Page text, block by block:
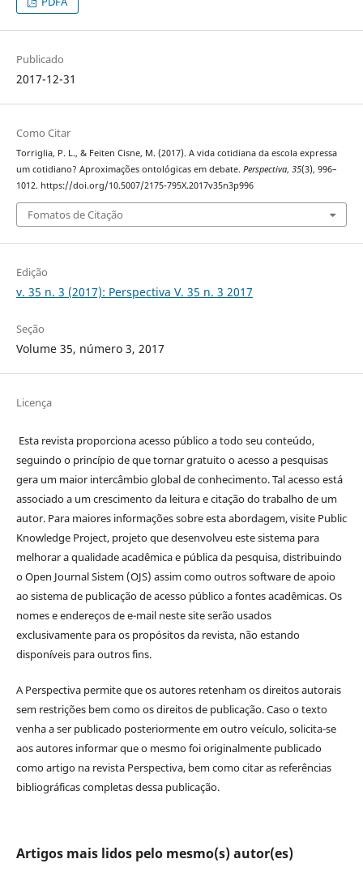
Publicado
2017-12-31
Como Citar
Torriglia, P. L., & Feiten Cisne, M. (2017). A vida cotidiana da escola expressa
um cotidiano? Aproximações ontológicas em debate. Perspectiva, 35(3), 996–
1012. https://doi.org/10.5007/2175-795X.2017v35n3p996
Fomatos de Citação
Edição
v. 35 n. 3 (2017): Perspectiva V. 35 n. 3 2017
Seção
Volume 35, número 3, 2017
Licença
Esta revista proporciona acesso público a todo seu conteúdo,
seguindo o princípio de que tornar gratuito o acesso a pesquisas
gera um maior intercâmbio global de conhecimento. Tal acesso está
associado a um crescimento da leitura e citação do trabalho de um
autor. Para maiores informações sobre esta abordagem, visite Public
Knowledge Project, projeto que desenvolveu este sistema para
melhorar a qualidade acadêmica e pública da pesquisa, distribuindo
o Open Journal Sistem (OJS) assim como outros software de apoio
ao sistema de publicação de acesso público a fontes acadêmicas. Os
nomes e endereços de e-mail neste site serão usados
exclusivamente para os propósitos da revista, não estando
disponíveis para outros fins.
A Perspectiva permite que os autores retenham os direitos autorais
sem restrições bem como os direitos de publicação. Caso o texto
venha a ser publicado posteriormente em outro veículo, solicita-se
aos autores informar que o mesmo foi originalmente publicado
como artigo na revista Perspectiva, bem como citar as referências
bibliográficas completas dessa publicação.
Artigos mais lidos pelo mesmo(s) autor(es)